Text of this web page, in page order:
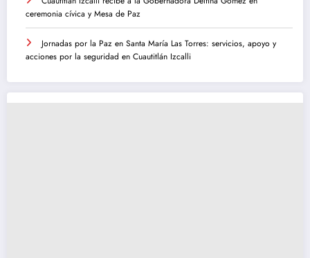
ceremonia cívica y Mesa de Paz
Jornadas por la Paz en Santa María Las Torres: servicios, apoyo y
acciones por la seguridad en Cuautitlán Izcalli